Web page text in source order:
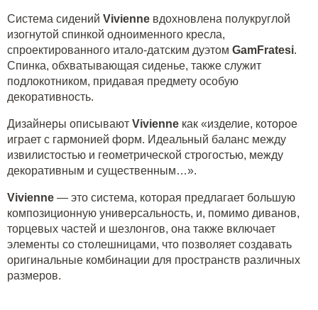
Система сидений Vivienne вдохновлена полукруглой
изогнутой спинкой одноименного кресла,
спроектированного итало-датским дуэтом GamFratesi.
Спинка, обхватывающая сиденье, также служит
подлокотником, придавая предмету особую
декоративность.
Дизайнеры описывают Vivienne как «изделие, которое
играет с гармонией форм. Идеальный баланс между
извилистостью и геометрической строгостью, между
декоративным и существенным…».
Vivienne — это система, которая предлагает большую
композиционную универсальность, и, помимо диванов,
торцевых частей и шезлонгов, она также включает
элементы со столешницами, что позволяет создавать
оригинальные комбинации для пространств различных
размеров.